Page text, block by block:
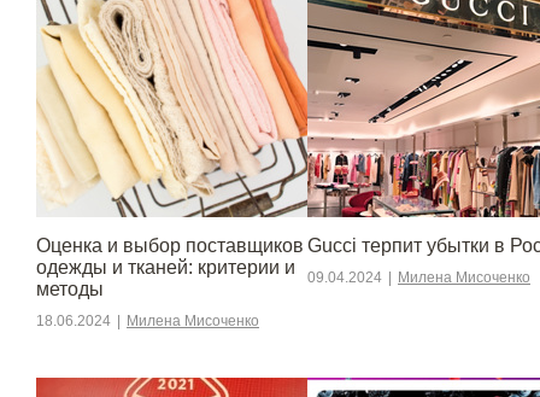
Оценка и выбор поставщиков
одежды и тканей: критерии и
методы
18.06.2024 Милена Мисоченко
Gucci терпит убытки в
09.04.2024 Милена Мисоченко